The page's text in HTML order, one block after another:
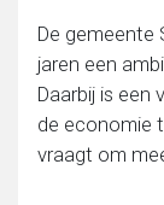
De gemeente
jaren een
Daarbij is een
de economie
vraagt om